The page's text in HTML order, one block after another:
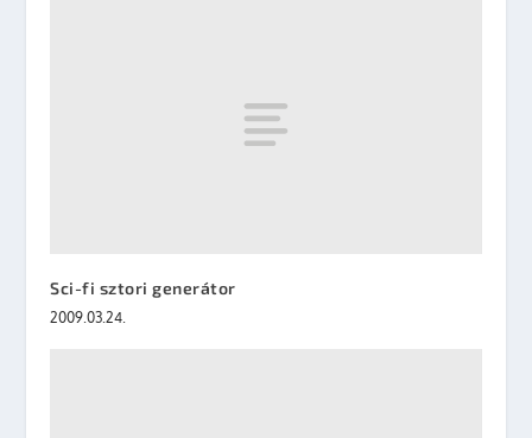
Sci-fi sztori generátor
2009.03.24.